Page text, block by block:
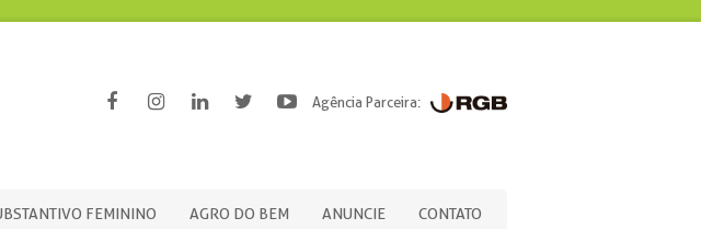
Agência Parceira:
FEMININO AGRO DO BEM ANUNCIE CONTATO